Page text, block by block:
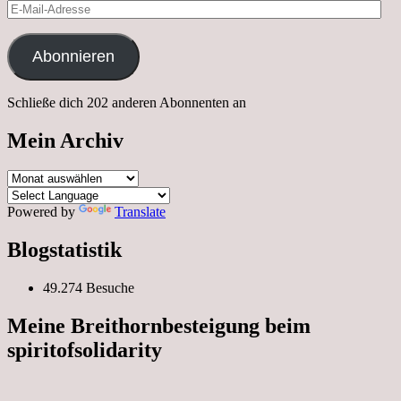
E-
Mail-
Adresse
Abonnieren
Schließe dich 202 anderen Abonnenten an
Mein Archiv
Mein
Archiv
Powered by
Translate
Blogstatistik
49.274 Besuche
Meine Breithornbesteigung beim
spiritofsolidarity